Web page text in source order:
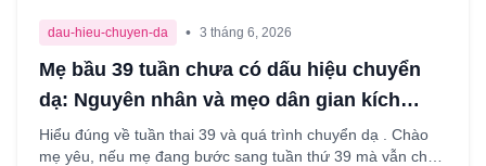
dau-hieu-chuyen-da • 3 tháng 6, 2026
Mẹ bầu 39 tuần chưa có dấu hiệu chuyển
dạ: Nguyên nhân và mẹo dân gian kích
thích chuyển dạ an toàn
Hiểu đúng về tuần thai 39 và quá trình chuyển dạ . Chào
mẹ yêu, nếu mẹ đang bước sang tuần thứ 39 mà vẫn chưa